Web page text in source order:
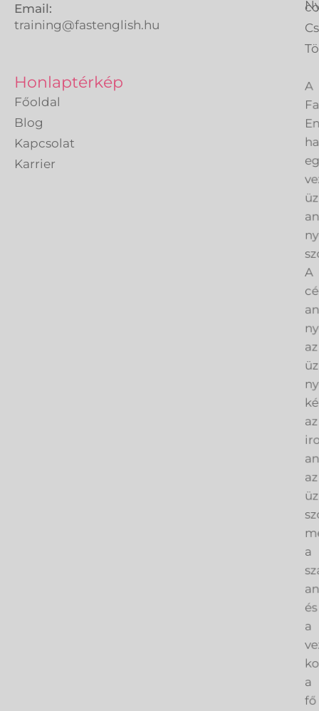
Email:
training@fastenglish.hu
Honlaptérkép
Főoldal
Blog
Kapcsolat
Karrier
A
az
az
az
a
és
a
a